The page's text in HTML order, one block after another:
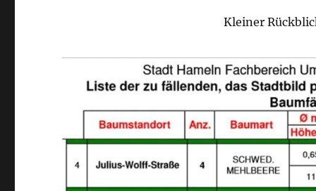
Kleiner